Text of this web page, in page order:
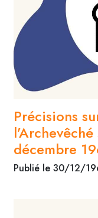
Précisions
décembre
Publié le 30/12/